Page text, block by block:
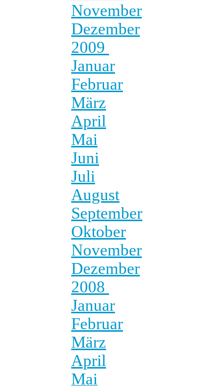
November
Dezember
2009
Januar
Februar
März
April
Mai
Juni
Juli
August
September
Oktober
November
Dezember
2008
Januar
Februar
März
April
Mai